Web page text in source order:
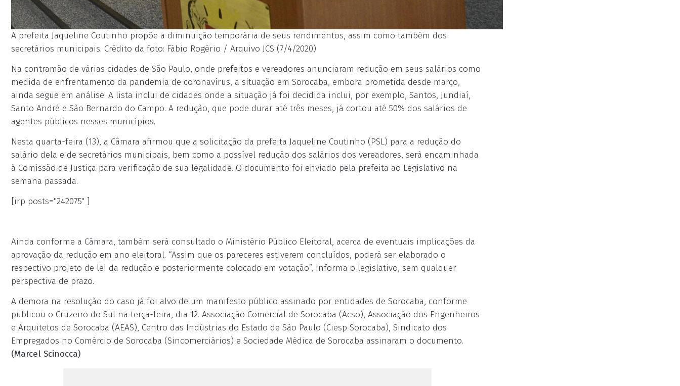
A prefeita Jaqueline Coutinho propõe a diminuição temporária de seus rendimentos, assim como também dos
secretários municipais. Crédito da foto: Fábio Rogério / Arquivo JCS (7/4/2020)
Na contramão de várias cidades de São Paulo, onde prefeitos e vereadores anunciaram redução em seus salários como
medida de enfrentamento da pandemia de coronavírus, a situação em Sorocaba, embora prometida desde março,
ainda segue em análise. A lista inclui de cidades onde a situação já foi decidida inclui, por exemplo, Santos, Jundiaí,
Santo André e São Bernardo do Campo. A redução, que pode durar até três meses, já cortou até 50% dos salários de
agentes públicos nesses municípios.
Nesta quarta-feira (13), a Câmara afirmou que a solicitação da prefeita Jaqueline Coutinho (PSL) para a redução do
salário dela e de secretários municipais, bem como a possível redução dos salários dos vereadores, será encaminhada
à Comissão de Justiça para verificação de sua legalidade. O documento foi enviado pela prefeita ao Legislativo na
semana passada.
[irp posts="242075" ]
Ainda conforme a Câmara, também será consultado o Ministério Público Eleitoral, acerca de eventuais implicações da
aprovação da redução em ano eleitoral. “Assim que os pareceres estiverem concluídos, poderá ser elaborado o
respectivo projeto de lei da redução e posteriormente colocado em votação”, informa o legislativo, sem qualquer
perspectiva de prazo.
A demora na resolução do caso já foi alvo de um manifesto público assinado por entidades de Sorocaba, conforme
publicou o Cruzeiro do Sul na terça-feira, dia 12. Associação Comercial de Sorocaba (Acso), Associação dos Engenheiros
e Arquitetos de Sorocaba (AEAS), Centro das Indústrias do Estado de São Paulo (Ciesp Sorocaba), Sindicato dos
Empregados no Comércio de Sorocaba (Sincomerciários) e Sociedade Médica de Sorocaba assinaram o documento.
(Marcel Scinocca)